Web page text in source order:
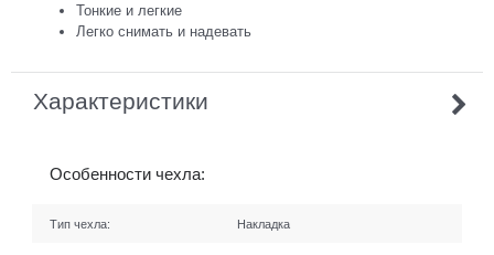
Тонкие и легкие
Легко снимать и надевать
Характеристики
Особенности чехла:
Тип чехла: Накладка